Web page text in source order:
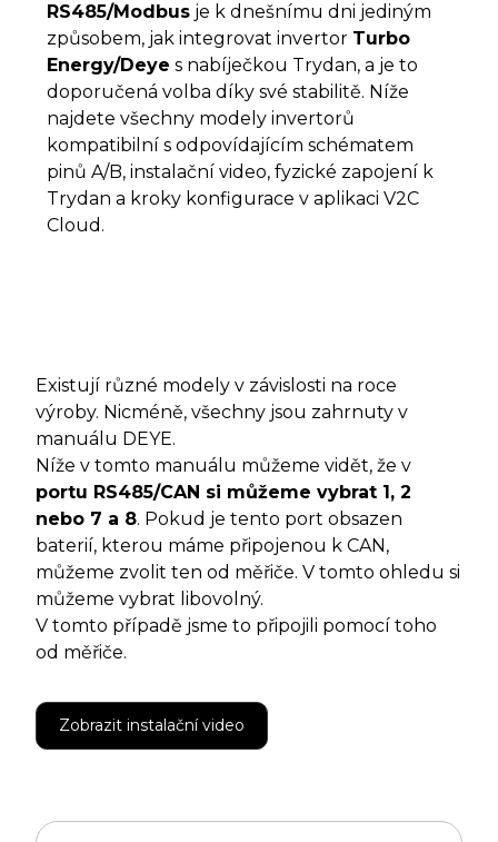
RS485/Modbus je k dnešnímu dni jediným
způsobem, jak integrovat invertor Turbo
Energy/Deye s nabíječkou Trydan, a je to
doporučená volba díky své stabilitě. Níže
najdete všechny modely invertorů
kompatibilní s odpovídajícím schématem
pinů A/B, instalační video, fyzické zapojení k
Trydan a kroky konfigurace v aplikaci V2C
Cloud.
Existují různé modely v závislosti na roce
výroby. Nicméně, všechny jsou zahrnuty v
manuálu DEYE.
Níže v tomto manuálu můžeme vidět, že v
portu RS485/CAN si můžeme vybrat 1, 2
nebo 7 a 8. Pokud je tento port obsazen
baterií, kterou máme připojenou k CAN,
můžeme zvolit ten od měřiče. V tomto ohledu si
můžeme vybrat libovolný.
V tomto případě jsme to připojili pomocí toho
od měřiče.
Zobrazit instalační video